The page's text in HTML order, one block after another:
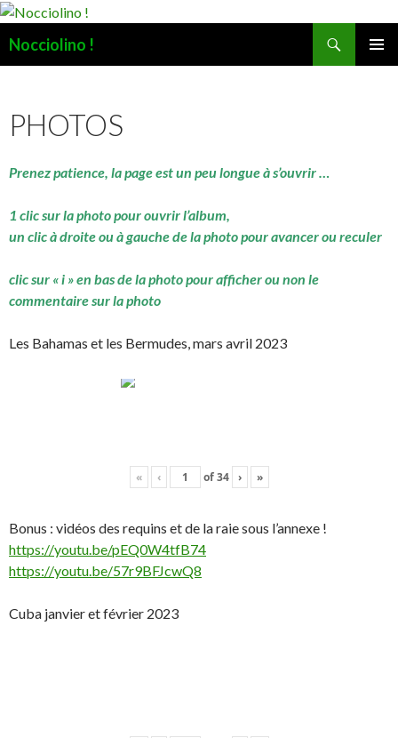
Nocciolino !
PHOTOS
Prenez patience, la page est un peu longue à s’ouvrir …
1 clic sur la photo pour ouvrir l’album,
un clic à droite ou à gauche de la photo pour avancer ou reculer
clic sur « i » en bas de la photo pour afficher ou non le
commentaire sur la photo
Les Bahamas et les Bermudes, mars avril 2023
« ‹ of34 › »
Bonus : vidéos des requins et de la raie sous l’annexe !
https://youtu.be/pEQ0W4tfB74
https://youtu.be/57r9BFJcwQ8
Cuba janvier et février 2023